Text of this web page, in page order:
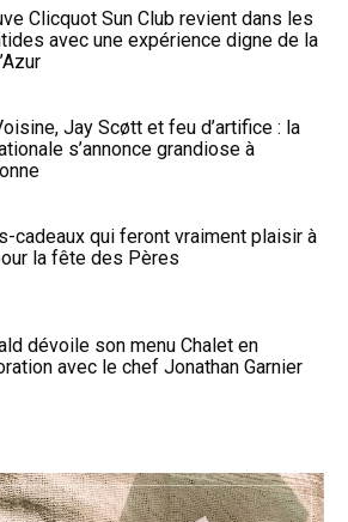
Clicquot Sun Club revient dans les
avec une expérience digne de la
Jay Scøtt et feu d’artifice : la
s’annonce grandiose à
cadeaux qui feront vraiment plaisir à
la fête des Pères
dévoile son menu Chalet en
avec le chef Jonathan Garnier